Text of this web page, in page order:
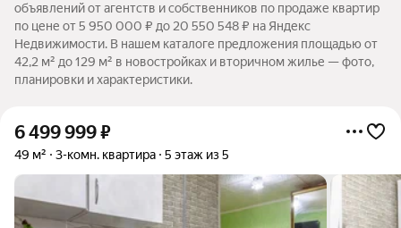
объявлений от агентств и собственников по продаже квартир
по цене от 5 950 000 ₽ до 20 550 548 ₽ на Яндекс
Недвижимости. В нашем каталоге предложения площадью от
42,2 м² до 129 м² в новостройках и вторичном жилье — фото,
планировки и характеристики.
6 499 999₽
49 м² 3-комн. квартира 5 этаж из 5